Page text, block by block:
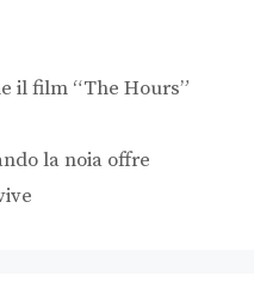
il film “The Hours”
la noia offre